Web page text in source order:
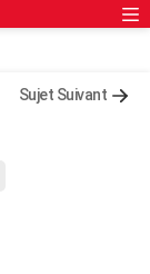
Sujet Suivant